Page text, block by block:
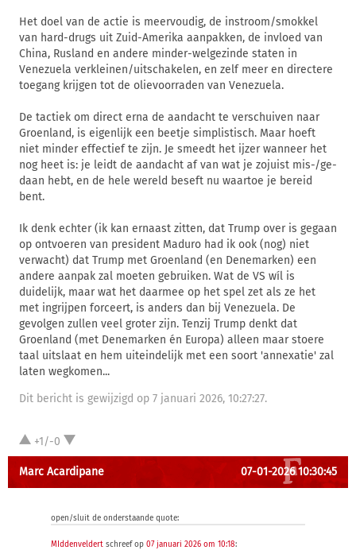
Het doel van de actie is meervoudig, de instroom/smokkel
van hard-drugs uit Zuid-Amerika aanpakken, de invloed van
China, Rusland en andere minder-welgezinde staten in
Venezuela verkleinen/uitschakelen, en zelf meer en directere
toegang krijgen tot de olievoorraden van Venezuela.
De tactiek om direct erna de aandacht te verschuiven naar
Groenland, is eigenlijk een beetje simplistisch. Maar hoeft
niet minder effectief te zijn. Je smeedt het ijzer wanneer het
nog heet is: je leidt de aandacht af van wat je zojuist mis-/ge-
daan hebt, en de hele wereld beseft nu waartoe je bereid
bent.
Ik denk echter (ik kan ernaast zitten, dat Trump over is gegaan
op ontvoeren van president Maduro had ik ook (nog) niet
verwacht) dat Trump met Groenland (en Denemarken) een
andere aanpak zal moeten gebruiken. Wat de VS wíl is
duidelijk, maar wat het daarmee op het spel zet als ze het
met ingrijpen forceert, is anders dan bij Venezuela. De
gevolgen zullen veel groter zijn. Tenzij Trump denkt dat
Groenland (met Denemarken én Europa) alleen maar stoere
taal uitslaat en hem uiteindelijk met een soort 'annexatie' zal
laten wegkomen...
Dit bericht is gewijzigd op 7 januari 2026, 10:27:27.
+1/-0
Marc Acardipane 07-01-2026 10:30:45
open/sluit de onderstaande quote:
MIddenveldert schreef op 07 januari 2026 om 10:18: